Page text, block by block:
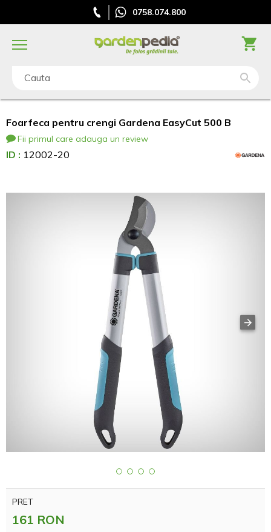
0758.074.800
Cauta
Foarfeca pentru crengi Gardena EasyCut 500 B
Fii primul care adauga un review
ID : 12002-20
PRET
161 RON